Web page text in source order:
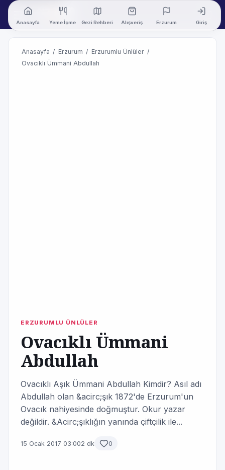
Anasayfa Yeme İçme Gezi Rehberi Alışveriş Erzurum Giriş
Anasayfa / Erzurum / Erzurumlu Ünlüler /
Ovacıklı Ümmani Abdullah
ERZURUMLU ÜNLÜLER
Ovacıklı Ümmani
Abdullah
Ovacıklı Aşık Ümmani Abdullah Kimdir? Asıl adı
Abdullah olan &acirc;şık 1872'de Erzurum'un
Ovacık nahiyesinde doğmuştur. Okur yazar
değildir. &Acirc;şıklığın yanında çiftçilik ile...
15 Ocak 2017 03:002 dk 0